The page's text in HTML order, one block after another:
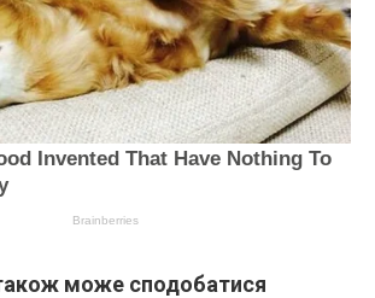
може сподобатися